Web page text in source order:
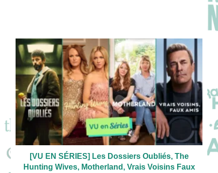
[VU EN SÉRIES] Les Dossiers Oubliés, The
Hunting Wives, Motherland, Vrais Voisins Faux